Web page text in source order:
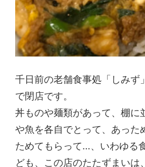
千日前の老舗食事処「しみず
で閉店です。
丼ものや麺類があって、棚に
や魚を各自でとって、あった
ためてもらって…、いわゆる
ども、この店のたたずまいは